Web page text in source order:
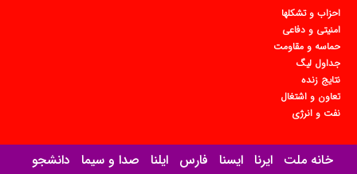
احزاب و تشکلها
امنیتی و دفاعی
حماسه و مقاومت
جداول لیگ
نتایج زنده
تعاون و اشتغال
نفت و انرژی
خانه ملت ایرنا ایسنا فارس ایلنا صدا و سیما دانشجو